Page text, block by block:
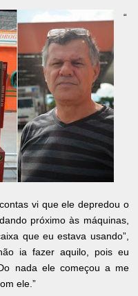
“
vi que ele depredou o
próximo às máquinas,
que eu estava usando”,
ia fazer aquilo, pois eu
nada ele começou a me
ele.”